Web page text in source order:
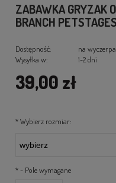
ZABAWKA GRYZAK
BRANCH PETSTAGES
Dostępność:
na
Wysyłka w:
1-2 dni
39,00 zł
*Wybierz rozmiar:
*- Pole wymagane